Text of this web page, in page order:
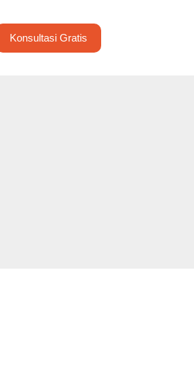
Konsultasi Gratis